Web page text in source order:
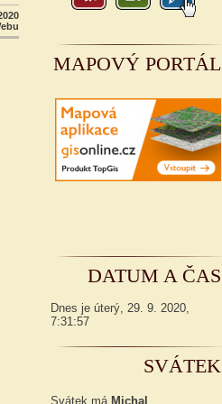
MAPOVÝ PORTÁL
DATUM A ČAS
Dnes je úterý, 29. 9. 2020,
7:31:58
SVÁTEK
Svátek má Michal